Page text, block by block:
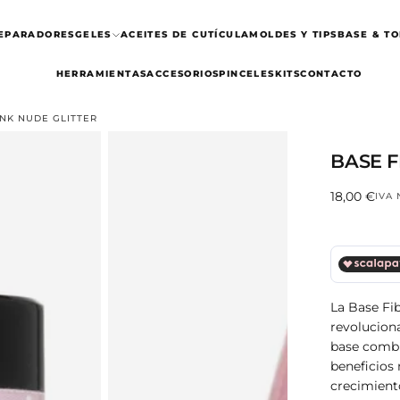
GELES ACEITES DE CUTÍCULAMOLDES Y TIPSBASE &
HERRAMIENTASACCESORIOSPINCELESKITSCONTACTO
NUDE GLITTER
BASE
18,00
Precio
18,00 €IVA
La Base
base
beneficios